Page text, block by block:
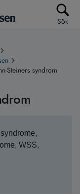
Sök
Steiners syndrom
WSS,